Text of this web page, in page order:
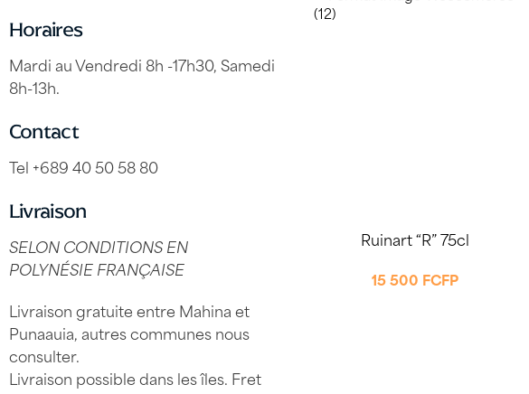
Horaires
Mardi au Vendredi 8h -17h30, Samedi
8h-13h.
Contact
Tel +689 40 50 58 80
Livraison
SELON CONDITIONS EN
POLYNÉSIE FRANÇAISE
Livraison gratuite entre Mahina et
Punaauia, autres communes nous
consulter.
Livraison possible dans les îles. Fret
Ruinart “R” 75cl
15 500 FCFP